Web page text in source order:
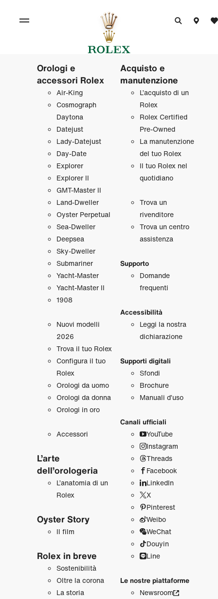
Orologi e
accessori Rolex
Air‑King
Cosmograph
Daytona
Datejust
Lady‑Datejust
Day‑Date
Explorer
Explorer II
GMT‑Master II
Land‑Dweller
Oyster Perpetual
Sea‑Dweller
Deepsea
Sky‑Dweller
Submariner
Yacht‑Master
Yacht‑Master II
1908
Nuovi modelli
2026
Trova il tuo Rolex
Configura il tuo
Rolex
Orologi da uomo
Orologi da donna
Orologi in oro
Accessori
L’arte
dell’orologeria
L’anatomia di un
Rolex
Oyster Story
Il film
Rolex in breve
Sostenibilità
Oltre la corona
La storia
Acquisto e
manutenzione
L’acquisto di un
Rolex
Rolex Certified
Pre‑Owned
La manutenzione
del tuo Rolex
Il tuo Rolex nel
quotidiano
Trova un
rivenditore
Trova un centro
assistenza
Supporto
Domande
frequenti
Accessibilità
Leggi la nostra
dichiarazione
Supporti digitali
Sfondi
Brochure
Manuali d’uso
Canali ufficiali
YouTube
Instagram
Threads
Facebook
LinkedIn
X
Pinterest
Weibo
WeChat
Douyin
Line
Le nostre piattaforme
Newsroom